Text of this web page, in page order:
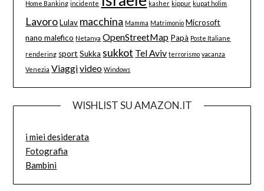
Home Banking incidente kasher kippur kupat holim
Lavoro Lulav macchina Mamma Matrimonio Microsoft
nano malefico Netanya OpenStreetMap Papà Poste Italiane
rendering sport Sukka sukkot Tel Aviv terrorismo vacanza
Venezia Viaggivideo Windows
WISHLIST SU AMAZON.IT
i miei desiderata
Fotografia
Bambini